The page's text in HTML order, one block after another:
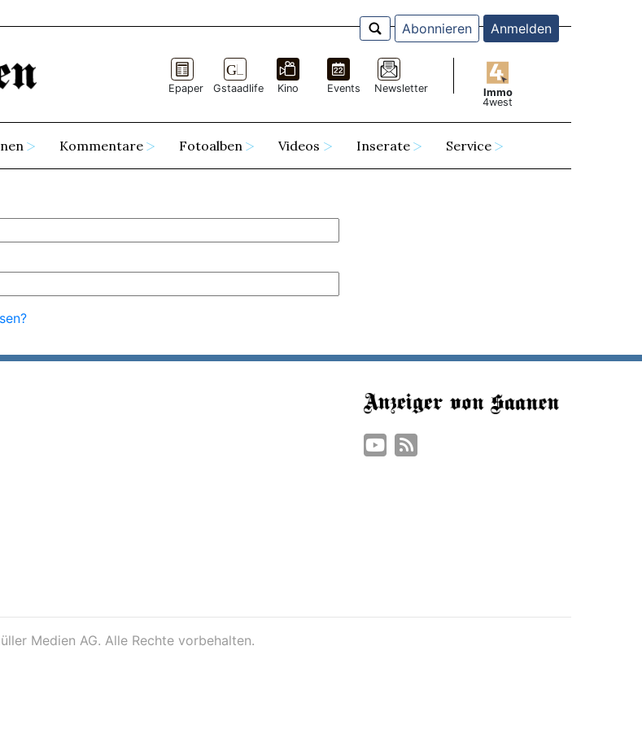
Abonnieren Anmelden
Epaper Gstaadlife Kino Events Newsletter
Immo
4west
Kommentare Fotoalben Videos Inserate Service
Medien AG. Alle Rechte vorbehalten.